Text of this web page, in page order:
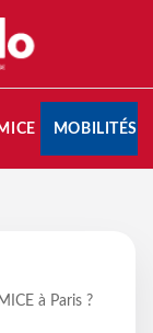
MOBILITÉS
à Paris ?